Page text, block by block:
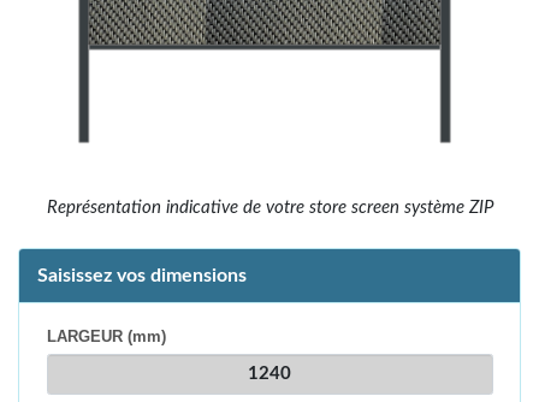
Représentation indicative de votre store screen système ZIP
Saisissez vos dimensions
LARGEUR (mm)